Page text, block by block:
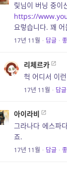
맃님이 버닝 중이
https://
요렇습니다. 꽤
17년 11월 · 답글 ·
리체르카
헉 어디서 이
17년 11월 · 답글
아이라비
그라나다 에스파
죠.
17년 11월 · 답글 ·